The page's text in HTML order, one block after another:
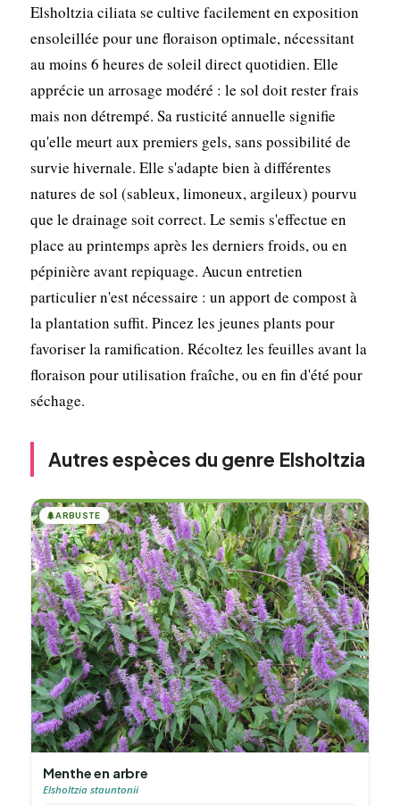
Elsholtzia ciliata se cultive facilement en exposition
ensoleillée pour une floraison optimale, nécessitant
au moins 6 heures de soleil direct quotidien. Elle
apprécie un arrosage modéré : le sol doit rester frais
mais non détrempé. Sa rusticité annuelle signifie
qu'elle meurt aux premiers gels, sans possibilité de
survie hivernale. Elle s'adapte bien à différentes
natures de sol (sableux, limoneux, argileux) pourvu
que le drainage soit correct. Le semis s'effectue en
place au printemps après les derniers froids, ou en
pépinière avant repiquage. Aucun entretien
particulier n'est nécessaire : un apport de compost à
la plantation suffit. Pincez les jeunes plants pour
favoriser la ramification. Récoltez les feuilles avant la
floraison pour utilisation fraîche, ou en fin d'été pour
séchage.
Autres espèces du genre Elsholtzia
🌲ARBUSTE
Menthe en arbre
Elsholtzia stauntonii